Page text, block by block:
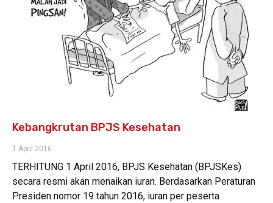
Kebangkrutan BPJS Kesehatan
1 April 2016
TERHITUNG 1 April 2016, BPJS Kesehatan (BPJSKes)
secara resmi akan menaikan iuran. Berdasarkan Peraturan
Presiden nomor 19 tahun 2016, iuran per peserta